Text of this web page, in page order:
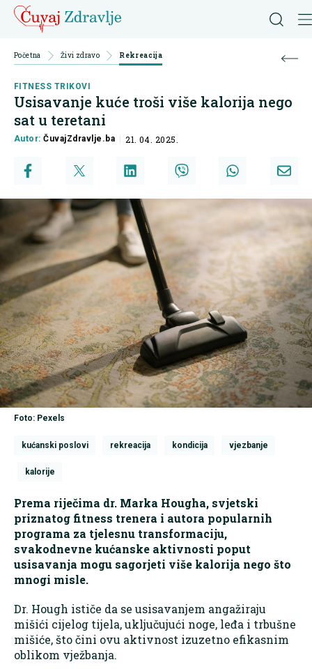
Početna Živi zdravo Rekreacija
FITNESS TRIKOVI
Usisavanje kuće troši više kalorija nego
sat u teretani
Autor:ČuvajZdravlje.ba 21. 04. 2025.
Foto: Pexels
kućanski poslovi rekreacija kondicija vjezbanje
kalorije
Prema riječima dr. Marka Hougha, svjetski
priznatog fitness trenera i autora popularnih
programa za tjelesnu transformaciju,
svakodnevne kućanske aktivnosti poput
usisavanja mogu sagorjeti više kalorija nego što
mnogi misle.
Dr. Hough ističe da se usisavanjem angažiraju
mišići cijelog tijela, uključujući noge, leđa i trbušne
mišiće, što čini ovu aktivnost izuzetno efikasnim
oblikom vježbanja.